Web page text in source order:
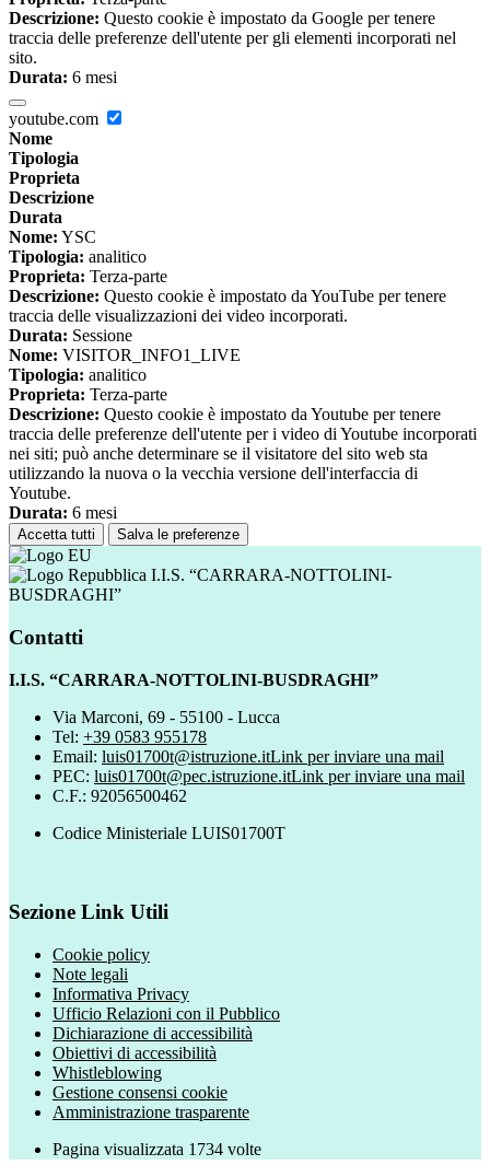
Descrizione: Questo cookie è impostato da Google per tenere
traccia delle preferenze dell'utente per gli elementi incorporati nel
sito.
Durata: 6 mesi
youtube.com
Nome
Tipologia
Proprieta
Descrizione
Durata
Nome: YSC
Tipologia: analitico
Proprieta: Terza-parte
Descrizione: Questo cookie è impostato da YouTube per tenere
traccia delle visualizzazioni dei video incorporati.
Durata: Sessione
Nome: VISITOR_INFO1_LIVE
Tipologia: analitico
Proprieta: Terza-parte
Descrizione: Questo cookie è impostato da Youtube per tenere
traccia delle preferenze dell'utente per i video di Youtube incorporati
nei siti; può anche determinare se il visitatore del sito web sta
utilizzando la nuova o la vecchia versione dell'interfaccia di
Youtube.
Durata: 6 mesi
Accetta tutti Salva le preferenze
I.I.S. “CARRARA-NOTTOLINI-
BUSDRAGHI”
Contatti
I.I.S. “CARRARA-NOTTOLINI-BUSDRAGHI”
Via Marconi, 69 - 55100 - Lucca
Tel: +39 0583 955178
Email: luis01700t@istruzione.itLink per inviare una mail
PEC: luis01700t@pec.istruzione.itLink per inviare una mail
C.F.: 92056500462
Codice Ministeriale LUIS01700T
Sezione Link Utili
Cookie policy
Note legali
Informativa Privacy
Ufficio Relazioni con il Pubblico
Dichiarazione di accessibilità
Obiettivi di accessibilità
Whistleblowing
Gestione consensi cookie
Amministrazione trasparente
Pagina visualizzata 1734 volte